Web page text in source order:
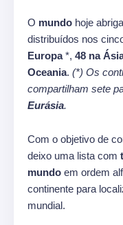
O mundo hoje abriga
distribuídos nos
Europa*, 48 na
Oceania. (*) Os
compartilham sete
Eurásia.
Com o objetivo de
deixo uma lista com
mundo em ordem
continente para
mundial.